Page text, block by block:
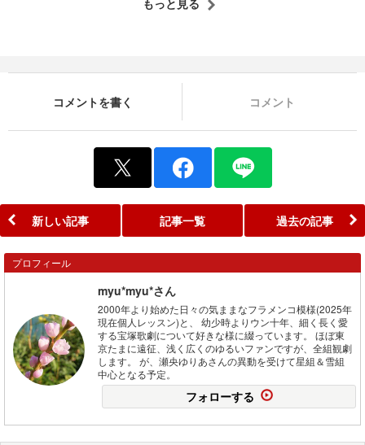
コメントを書く コメント
新しい記事 記事一覧 過去の記事
プロフィール
myu*myu*さん
2000年より始めた日々の気ままなフラメンコ模様(2025年
現在個人レッスン)と、 幼少時よりウン十年、細く長く愛
する宝塚歌劇について好きな様に綴っています。 ほぼ東
京たまに遠征、浅く広くのゆるいファンですが、全組観劇
します。 が、瀬央ゆりあさんの異動を受けて星組＆雪組
中心となる予定。
フォローする